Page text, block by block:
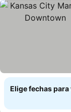
Elige fechas